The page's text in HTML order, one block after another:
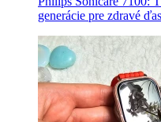
generácie pre zdravé